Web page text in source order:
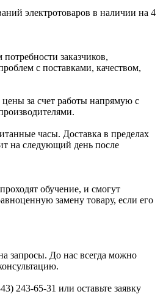
электротоваров в наличии на 4
заказчиков,
с поставками, качеством,
за счет работы напрямую с
часы. Доставка в пределах
на следующий день после
обучение, и смогут
замену товару, если его
запросы. До нас всегда можно
243-65-31 или оставьте заявку